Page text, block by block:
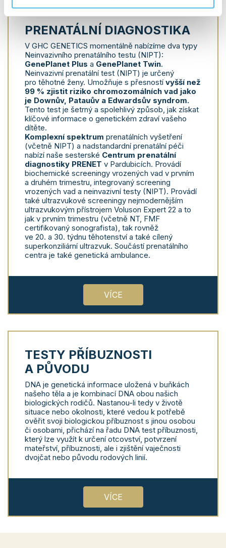
PRENATÁLNÍ DIAGNOSTIKA
V GHC GENETICS momentálně nabízíme dva typy
Neinvazivního prenatálního testu (NIPT):
GenePlanet Plus a GenePlanet Twin.
Neinvazivní prenatální test (NIPT) je určený
pro těhotné ženy. Umožňuje s přesností vyšší než
99 % zjistit riziko chromozomálních vad jako
je Downův, Patauův a Edwardsův syndrom.
Tento test je šetrný a spolehlivý způsob, jak získat
klíčové informace o genetickém zdraví vašeho
dítěte.
Komplexní spektrum prenatálních vyšetření
(včetně NIPT) a nadstandardní prenatální péči
nabízí naše sesterské Centrum prenatální
diagnostiky PRENET v Pardubicích. Provádí
biochemické screeningy vrozených vad v prvním
a druhém trimestru, integrovaný screening
vrozených vad a neinvazivní testy (NIPT). Provádí
také ultrazvukové screeningy nejmodernějším
ultrazvukovým přístrojem Voluson Expert 22 a to
jak v prvním trimestru (včetně NT, FMF
certifikovaný sonografista), tak rovněž
ve 20. a 30. týdnu těhotenství a také cílený
superkonziliární ultrazvuk. Součástí prenatálního
centra je také genetická ambulance.
VÍCE
TESTY PŘÍBUZNOSTI
A PŮVODU
DNA je genetická informace uložená v buňkách
našeho těla a je kombinací DNA obou našich
biologických rodičů. Nastanou-li tedy v životě
situace nebo okolnosti, které vedou k potřebě
ověřit svoji biologickou příbuznost s jinou osobou
či osobami, přichází na řadu DNA test příbuznosti,
který lze využít k určení otcovství, potvrzení
mateřství, příbuznosti, ale i zjištění vaječnosti
dvojčat nebo původu rodových linií.
VÍCE